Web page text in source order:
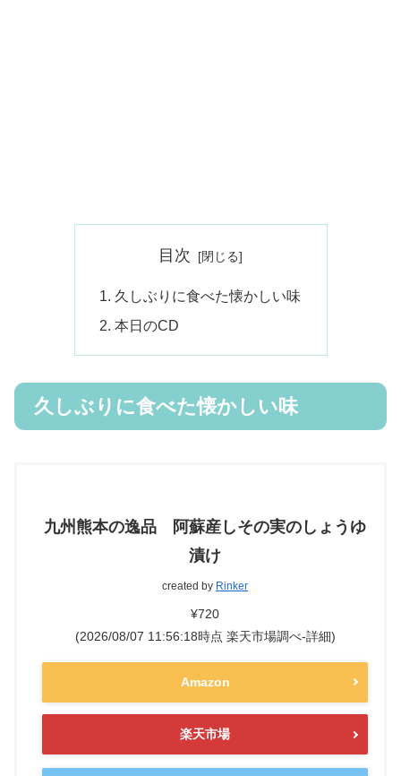
目次
久しぶりに食べた懐かしい味
本日のCD
久しぶりに食べた懐かしい味
九州熊本の逸品 阿蘇産しその実のしょうゆ
漬け
created by Rinker
¥720
(2026/08/07 11:56:18時点 楽天市場調べ-詳細)
Amazon
楽天市場